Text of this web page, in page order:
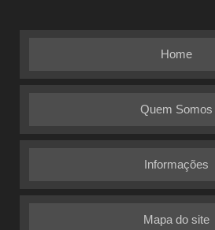
Home
Quem Somos
Informações
Mapa do site